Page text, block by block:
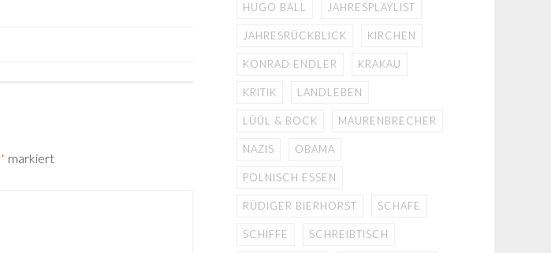
* markiert
HUGO BALL JAHRESPLAYLIST
JAHRESRÜCKBLICK KIRCHEN
KONRAD ENDLER KRAKAU
KRITIK LANDLEBEN
LÜÜL & BOCK MAURENBRECHER
NAZIS OBAMA
POLNISCH ESSEN
RÜDIGER BIERHORST SCHAFE
SCHIFFE SCHREIBTISCH